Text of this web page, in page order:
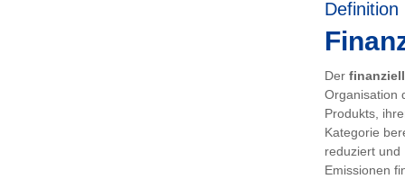
Definition
Der
Organisation
Produkts,
Kategorie
reduziert und
Emissionen